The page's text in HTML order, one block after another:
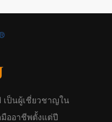
ป็นผู้เชี่ยวชาญใน
ออาชีพตั้งแต่ปี